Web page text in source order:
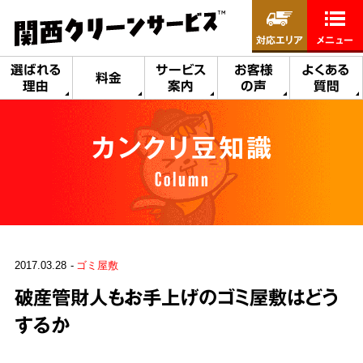
選ばれる
理由
料金
サービス
案内
お客様
の声
よくある
質問
対応エリア メニュー
カンクリ豆知識
Column
2017.03.28 ゴミ屋敷
破産管財人もお手上げのゴミ屋敷はどう
するか